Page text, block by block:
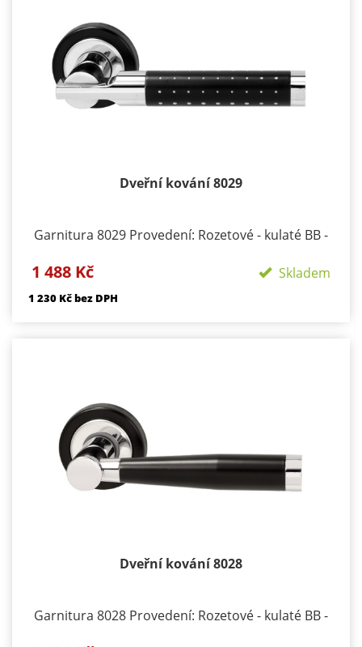
Dveřní kování 8029
Garnitura 8029 Provedení: Rozetové - kulaté BB -
otvor pro cylindrickou vložku WC klika/klika rozeta
RE - klika pravá / koule Materiál - chrom /
1 488 Kč Skladem
1 230 Kč bez DPH
Dveřní kování 8028
Garnitura 8028 Provedení: Rozetové - kulaté BB -